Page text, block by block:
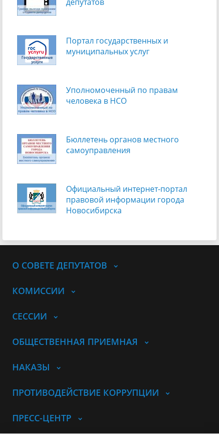
Портал государственных и
муниципальных услуг
Уполномоченный по правам
человека в НСО
Бюллетень органов местного
самоуправления
Официальный интернет-портал
правовой информации города
Новосибирска
О СОВЕТЕ ДЕПУТАТОВ
КОМИССИИ
СЕССИИ
ОБЩЕСТВЕННАЯ ПРИЕМНАЯ
НАКАЗЫ
ПРОТИВОДЕЙСТВИЕ КОРРУПЦИИ
ПРЕСС-ЦЕНТР